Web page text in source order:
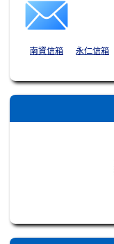
南資信箱 永仁信箱